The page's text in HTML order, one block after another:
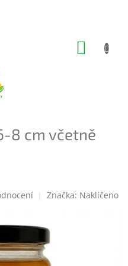
8 cm včetně
Značka: Naklíčeno